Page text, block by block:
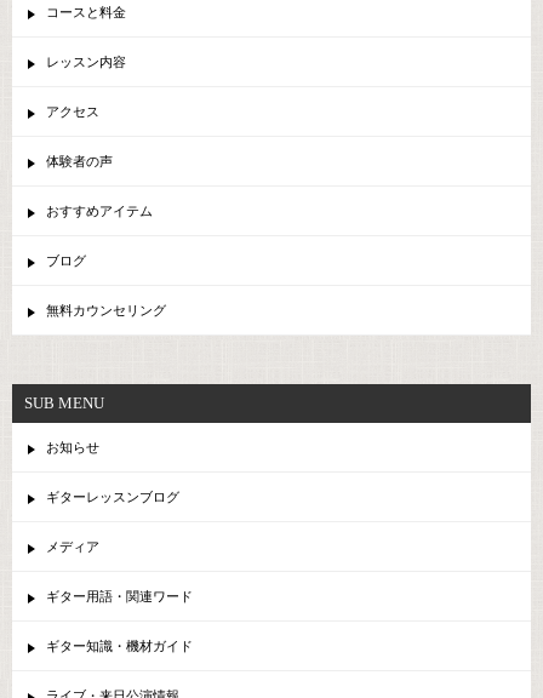
コースと料金
レッスン内容
アクセス
体験者の声
おすすめアイテム
ブログ
無料カウンセリング
SUB MENU
お知らせ
ギターレッスンブログ
メディア
ギター用語・関連ワード
ギター知識・機材ガイド